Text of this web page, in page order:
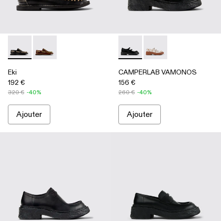
Eki - A500040-002 - Chaussures bateau noires
Eki - A500040-001 - Chaussures bateau marron
Eki
192 €
320 € -40%
Ajouter
CAMPERLAB VAMONOS -
CAMPERLAB
CAMPERLAB VAMONOS
156 €
260 € -40%
Ajouter